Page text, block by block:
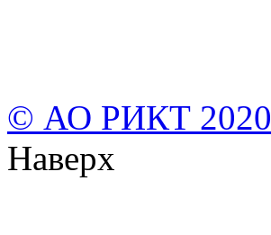
© АО РИКТ 2020
Наверх